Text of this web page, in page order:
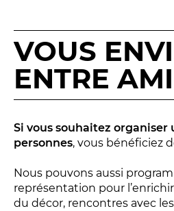
Réservez en ligne
VOUS
ENTRE
Si vous souhaitez organiser
personnes, vous bénéficiez
Nous pouvons aussi
représentation pour
du décor, rencontres avec